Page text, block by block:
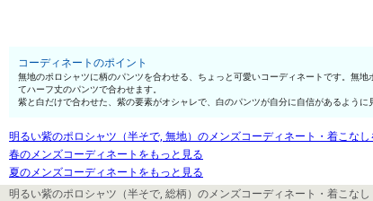
コーディネートのポイント
無地のポロシャツに柄のパンツを合わせる、ちょっと可愛いコーディネートです。無
てハーフ丈のパンツで合わせます。
紫と白だけで合わせた、紫の要素がオシャレで、白のパンツが自分に自信があるように
明るい紫のポロシャツ（半そで, 無地）のメンズコーディネート・着こなし
春のメンズコーディネートをもっと見る
夏のメンズコーディネートをもっと見る
明るい紫のポロシャツ（半そで, 総柄）のメンズコーディネート・着こなし